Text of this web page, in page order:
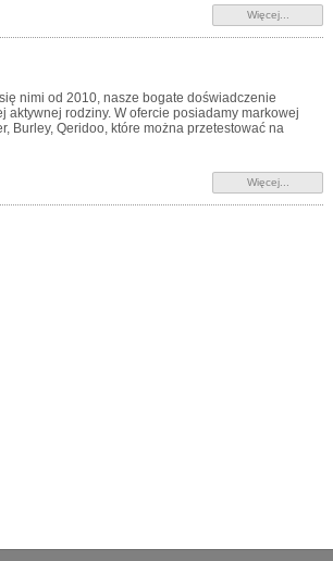
Więcej...
nimi od 2010, nasze bogate doświadczenie
rodziny. W ofercie posiadamy markowej
Burley, Qeridoo, które można przetestować na
Więcej...